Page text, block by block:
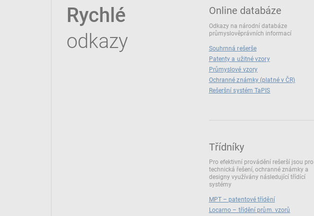
Rychlé
odkazy
Online databáze
Odkazy na národní databáze
průmyslověprávních informací
Souhrnná rešerše
Patenty a užitné vzory
Průmyslové vzory
Ochranné známky (platné v ČR)
Rešeršní systém TaPIS
Třídníky
Pro efektivní provádění rešerší jsou pro
technická řešení, ochranné známky a
designy využívány následující třídící
systémy
MPT – patentové třídění
Locarno – třídění prům. vzorů